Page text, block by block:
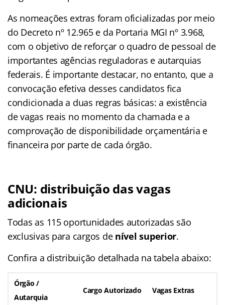
As nomeações extras foram oficializadas por meio
do Decreto nº 12.965 e da Portaria MGI nº 3.968,
com o objetivo de reforçar o quadro de pessoal de
importantes agências reguladoras e autarquias
federais. É importante destacar, no entanto, que a
convocação efetiva desses candidatos fica
condicionada a duas regras básicas: a existência
de vagas reais no momento da chamada e a
comprovação de disponibilidade orçamentária e
financeira por parte de cada órgão.
CNU: distribuição das vagas
adicionais
Todas as 115 oportunidades autorizadas são
exclusivas para cargos de nível superior.
Confira a distribuição detalhada na tabela abaixo:
Órgão /
Autarquia
Cargo Autorizado Vagas Extras